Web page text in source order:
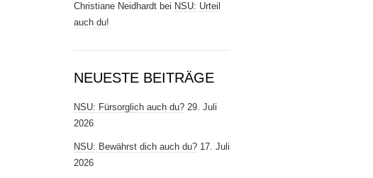
Christiane Neidhardt bei NSU: Urteil
auch du!
NEUESTE BEITRÄGE
NSU: Fürsorglich auch du? 29. Juli
2026
NSU: Bewährst dich auch du? 17. Juli
2026